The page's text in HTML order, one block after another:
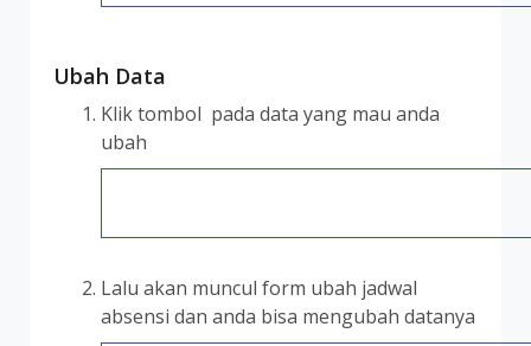
Ubah Data
Klik tombol pada data yang mau anda
ubah
Lalu akan muncul form ubah jadwal
absensi dan anda bisa mengubah datanya